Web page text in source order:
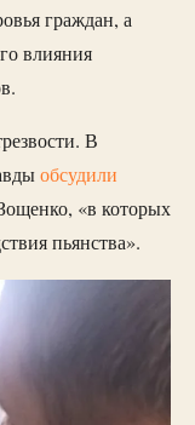
граждан, а
влияния
В
обсудили
«в которых
пьянства».